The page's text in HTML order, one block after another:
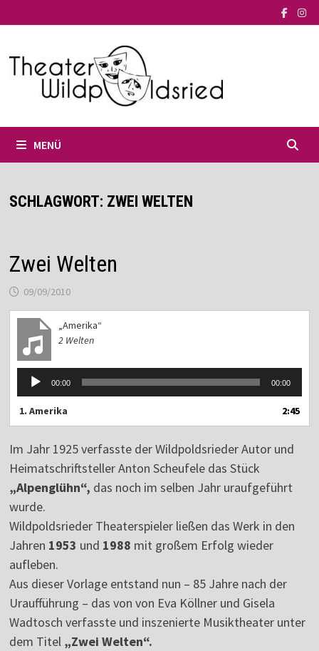
Inhalt
MENÜ
SCHLAGWORT: ZWEI WELTEN
Zwei Welten
09/09/2010
„Amerika“
2 Welten
Audio-
Player
00:00 00:00
1. Amerika 2:45
Im Jahr 1925 verfasste der Wildpoldsrieder Autor und
Heimatschriftsteller Anton Scheufele das Stück
„Alpenglühn“, das noch im selben Jahr uraufgeführt
wurde.
Wildpoldsrieder Theaterspieler ließen das Werk in den
Jahren 1953 und 1988 mit großem Erfolg wieder
aufleben.
Aus dieser Vorlage entstand nun – 85 Jahre nach der
Uraufführung – das von von Eva Köllner und Gisela
Wadtosch verfasste und inszenierte Musiktheater unter
dem Titel „Zwei Welten“.